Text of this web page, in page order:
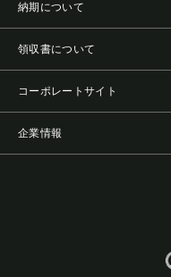
納期について
領収書について
コーポレートサイト
企業情報